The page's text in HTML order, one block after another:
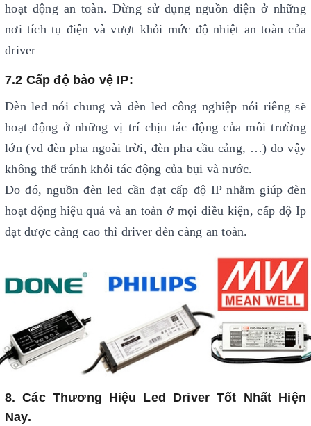
hoạt động an toàn. Đừng sử dụng nguồn điện ở những
nơi tích tụ điện và vượt khỏi mức độ nhiệt an toàn của
driver
7.2 Cấp độ bảo vệ IP:
Đèn led nói chung và đèn led công nghiệp nói riêng sẽ
hoạt động ở những vị trí chịu tác động của môi trường
lớn (vd đèn pha ngoài trời, đèn pha cầu cảng, …) do vậy
không thể tránh khỏi tác động của bụi và nước.
Do đó, nguồn đèn led cần đạt cấp độ IP nhằm giúp đèn
hoạt động hiệu quả và an toàn ở mọi điều kiện, cấp độ Ip
đạt được càng cao thì driver đèn càng an toàn.
8. Các Thương Hiệu Led Driver Tốt Nhất Hiện
Nay.